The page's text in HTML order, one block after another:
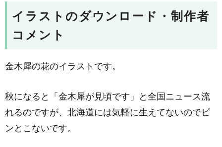
イラストのダウンロード・制作者
コメント
金木犀の花のイラストです。
秋になると「金木犀が見頃です」と全国ニュース流
れるのですが、北海道には気軽に生えてないのでピ
ンとこないです。